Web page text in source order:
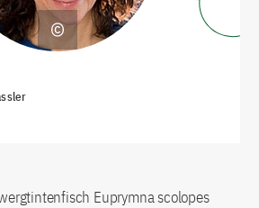
Euprymna scolopes